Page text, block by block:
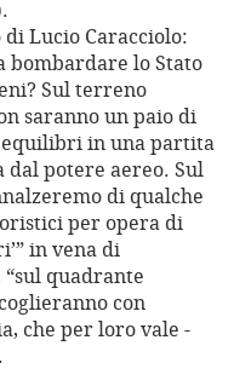
Lucio Caracciolo:
bombardare lo Stato
Sul terreno
saranno un paio di
in una partita
dal potere aereo. Sul
di qualche
per opera di
in vena di
quadrante
con
che per loro vale -